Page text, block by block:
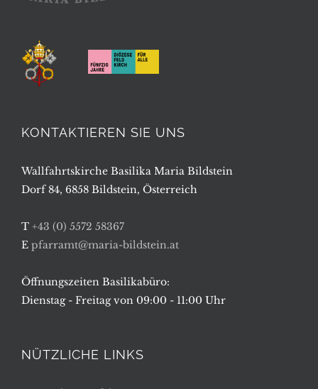
KONTAKTIEREN SIE UNS
Wallfahrtskirche Basilika Maria Bildstein
Dorf 84, 6858 Bildstein, Österreich
T +43 (0) 5572 58367
E pfarramt@maria-bildstein.at
Öffnungszeiten Basilikabüro:
Dienstag - Freitag von 09:00 - 11:00 Uhr
NÜTZLICHE LINKS